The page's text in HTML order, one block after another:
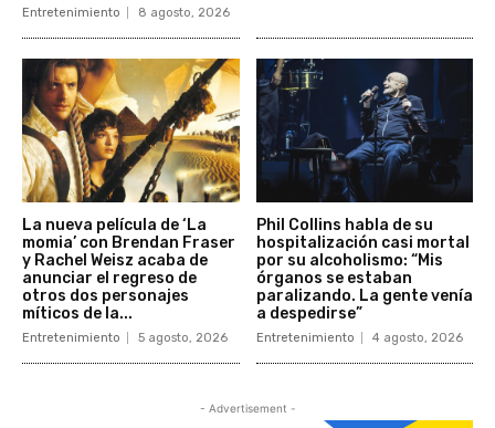
Entretenimiento 8 agosto, 2026
La nueva película de ‘La
momia’ con Brendan Fraser
y Rachel Weisz acaba de
anunciar el regreso de
otros dos personajes
míticos de la...
Entretenimiento 5 agosto, 2026
Phil Collins habla de su
hospitalización casi mortal
por su alcoholismo: “Mis
órganos se estaban
paralizando. La gente venía
a despedirse”
Entretenimiento 4 agosto, 2026
- Advertisement -